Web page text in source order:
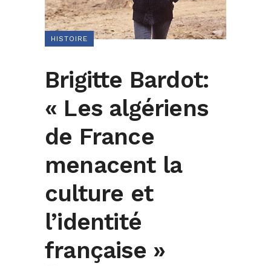
HISTOIRE
Brigitte Bardot:
« Les algériens
de France
menacent la
culture et
l’identité
française »